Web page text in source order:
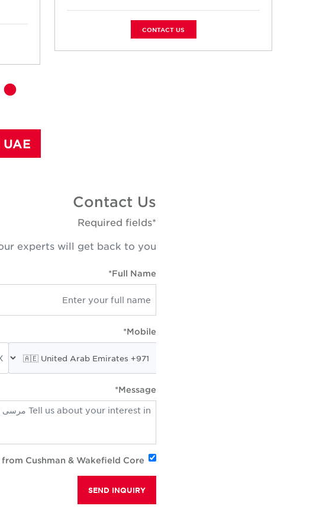
CONTACT US
UAE
Contact Us
*Required fields
experts will get back to you
Full Name*
Mobile*
Message*
Cushman & Wakefield Core
SEND INQUIRY